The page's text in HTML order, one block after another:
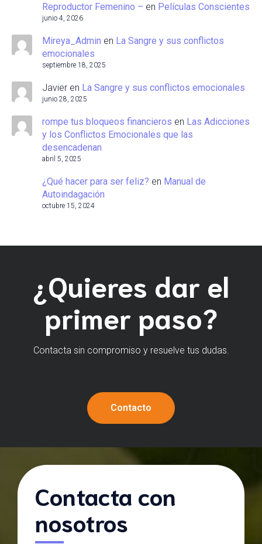
Reproductor Femenino – en Películas Conscientes
junio 4, 2026
Mireya_Admin en La Sangre y sus conflictos
emocionales
septiembre 18, 2025
Javier en La Sangre y sus conflictos emocionales
junio 28, 2025
rompe tus bloqueos financieros en Las Adicciones
y los Conflictos Emocionales que las
desencadenan
abril 5, 2025
¿Qué hacer para ser feliz? en Manual de
Autoindagación
octubre 15, 2024
¿Quieres dar el
primer paso?
Contacta sin compromiso y resuelve tus dudas.
Contacto
Contacta con
nosotros